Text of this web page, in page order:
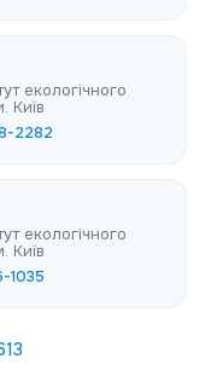
екологічного
Київ
2282
екологічного
Київ